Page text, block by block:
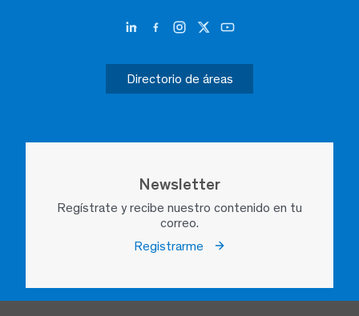
Directorio de áreas
Newsletter
Regístrate y recibe nuestro contenido en tu
correo.
Registrarme